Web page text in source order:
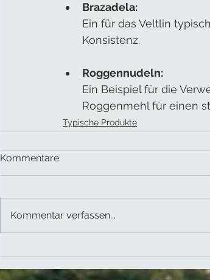
Brazadela:
Ein für das Veltlin
Konsistenz.
Roggennudeln:
Ein Beispiel für die
Roggenmehl für einen
Typische Produkte
Kommentare
Kommentar verfassen...